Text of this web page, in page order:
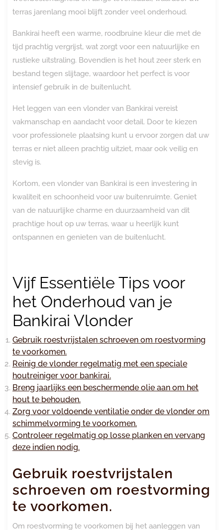
terras jarenlang mooi blijft zonder veel onderhoud.
Bankirai heeft een warme, roodbruine kleur die met de
tijd prachtig vergrijst, wat zorgt voor een natuurlijke en
rustieke uitstraling. Bovendien is het hout zeer sterk en
bestand tegen slijtage, waardoor het perfect is voor
intensief gebruik in de buitenlucht.
Het leggen van een vlonder van Bankirai vereist
vakmanschap en aandacht voor detail. Door te kiezen
voor professionele plaatsing kunt u ervoor zorgen dat uw
terras er niet alleen prachtig uitziet, maar ook veilig en
stevig is.
Kortom, een vlonder van Bankirai is een investering in
kwaliteit en schoonheid voor uw buitenruimte. Geniet
van de natuurlijke charme en duurzaamheid van dit
prachtige hout op uw terras, waar u heerlijk kunt
ontspannen en genieten van de buitenlucht.
Vijf Essentiële Tips voor
het Onderhoud van je
Bankirai Vlonder
Gebruik roestvrijstalen schroeven om roestvorming
te voorkomen.
Reinig de vlonder regelmatig met een speciale
houtreiniger voor bankirai.
Breng jaarlijks een beschermende olie aan om het
hout te behouden.
Zorg voor voldoende ventilatie onder de vlonder om
schimmelvorming te voorkomen.
Controleer regelmatig op losse planken en vervang
deze indien nodig.
Gebruik roestvrijstalen
schroeven om roestvorming
te voorkomen.
Om roestvorming te voorkomen bij het aanleggen van